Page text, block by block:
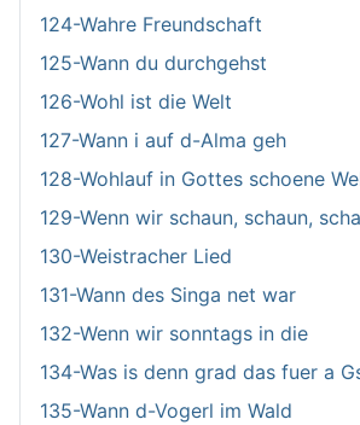
124-Wahre Freundschaft
125-Wann du durchgehst
126-Wohl ist die Welt
127-Wann i auf d-Alma geh
128-Wohlauf in Gottes schoene
129-Wenn wir schaun, schaun,
130-Weistracher Lied
131-Wann des Singa net war
132-Wenn wir sonntags in die
134-Was is denn grad das fuer a
135-Wann d-Vogerl im Wald